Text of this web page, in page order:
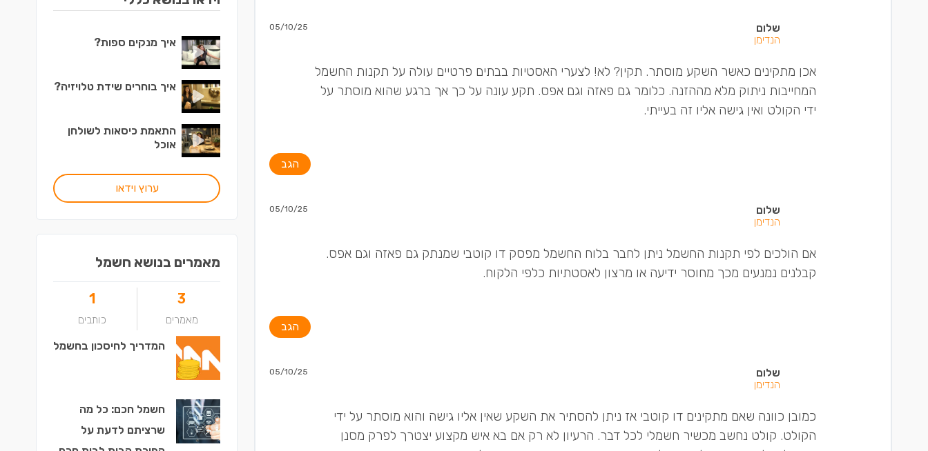
שלום
הנדימן
05/10/25
אכן מתקינים כאשר השקע מוסתר. תקין? לא! לצערי האסטיות בבתים פרטיים עולה על תקנות החשמל
המחייבות ניתוק מלא מההזנה. כלומר גם פאזה וגם אפס. תקע עונה על כך אך ברגע שהוא מוסתר על
ידי הקולט ואין גישה אליו זה בעייתי.
הגב
שלום
הנדימן
05/10/25
אם הולכים לפי תקנות החשמל ניתן לחבר בלוח החשמל מפסק דו קוטבי שמנתק גם פאזה וגם אפס.
קבלנים נמנעים מכך מחוסר ידיעה או מרצון לאסטתיות כלפי הלקוח.
הגב
שלום
הנדימן
05/10/25
כמובן כוונה שאם מתקינים דו קוטבי אז ניתן להסתיר את השקע שאין אליו גישה והוא מוסתר על ידי
הקולט. קולט נחשב מכשיר חשמלי לכל דבר. הרעיון לא רק אם בא איש מקצוע יצטרך לפרק מסנן
איך מנקים ספות?
איך בוחרים שידת טלויזיה?
התאמת כיסאות לשולחן
אוכל
ערוץ וידאו
מאמרים בנושא חשמל
3
מאמרים
1
כותבים
המדריך לחיסכון בחשמל
חשמל חכם: כל מה
שרציתם לדעת על